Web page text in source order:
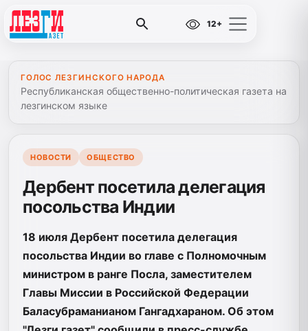
12+
ГОЛОС ЛЕЗГИНСКОГО НАРОДА
Республиканская общественно-политическая газета на
лезгинском языке
НОВОСТИ ОБЩЕСТВО
Дербент посетила делегация
посольства Индии
18 июля Дербент посетила делегация
посольства Индии во главе с Полномочным
министром в ранге Посла, заместителем
Главы Миссии в Российской Федерации
Баласубраманианом Гангадхараном. Об этом